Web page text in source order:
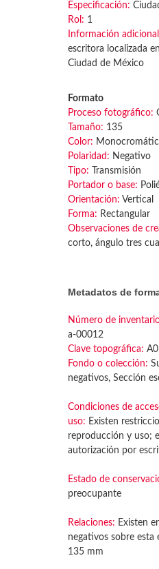
Especificación:
Rol: 1
Información
escritora localizada
Ciudad de México
Formato
Proceso fotográfico:
Tamaño: 135
Color:
Polaridad: Negativo
Tipo: Transmisión
Portador o base:
Orientación: Vertical
Forma: Rectangular
Observaciones de
corto, ángulo tres
Metadatos de
Número de
a-00012
Clave topográfica:
Fondo o colección:
negativos, Sección
Condiciones de
uso: Existen
reproducción y uso;
autorización por
Estado de
preocupante
Relaciones: Existen
negativos sobre esta
135 mm